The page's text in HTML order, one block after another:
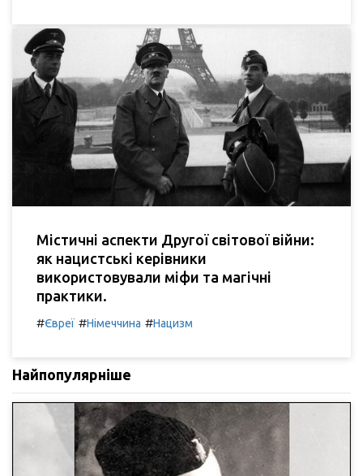
Містичні аспекти Другої світової війни:
як нацистські керівники
використовували міфи та магічні
практики.
#Євреї #Німеччина #Нацизм
Найпопулярніше